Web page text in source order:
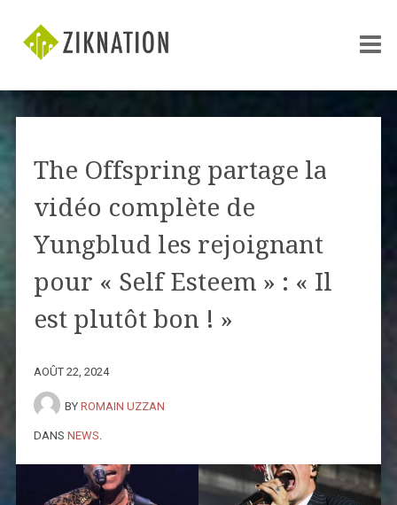
The Offspring partage la
vidéo complète de
Yungblud les rejoignant
pour « Self Esteem » : « Il
est plutôt bon ! »
AOÛT 22, 2024
BY ROMAIN UZZAN
DANS NEWS